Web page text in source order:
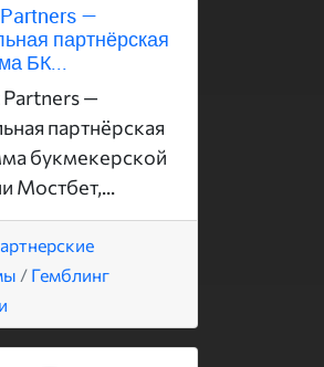
—
партнёрская
БК...
—
партнёрская
букмекерской
Мостбет,...
/ Гемблинг